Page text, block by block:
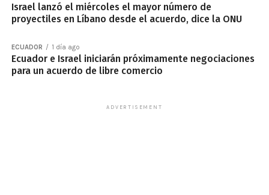
Israel lanzó el miércoles el mayor número de
proyectiles en Líbano desde el acuerdo, dice la ONU
ECUADOR 1 día ago
Ecuador e Israel iniciarán próximamente negociaciones
para un acuerdo de libre comercio
ADVERTISEMENT